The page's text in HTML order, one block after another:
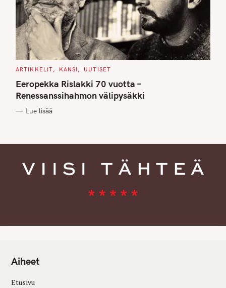
C
T
E
G
O
I
ARTIKKELIT KANSI UUTISET
Eeropekka Rislakki 70 vuotta –
Renessanssihahmon välipysäkki
Lue lisää
Aiheet
Etusivu